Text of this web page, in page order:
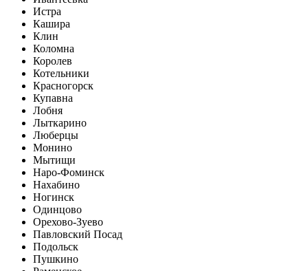
Истра
Кашира
Клин
Коломна
Королев
Котельники
Красногорск
Купавна
Лобня
Лыткарино
Люберцы
Монино
Мытищи
Наро-Фоминск
Нахабино
Ногинск
Одинцово
Орехово-Зуево
Павловский Посад
Подольск
Пушкино